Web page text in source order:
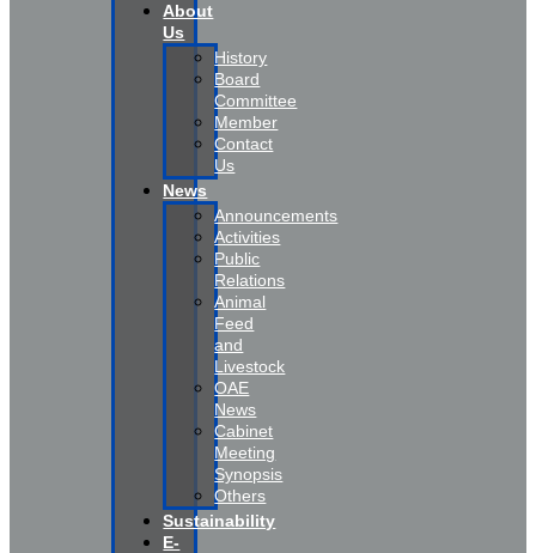
About
Us
History
Board
Committee
Member
Contact
Us
News
Announcements
Activities
Public
Relations
Animal
Feed
and
Livestock
OAE
News
Cabinet
Meeting
Synopsis
Others
Sustainability
E-